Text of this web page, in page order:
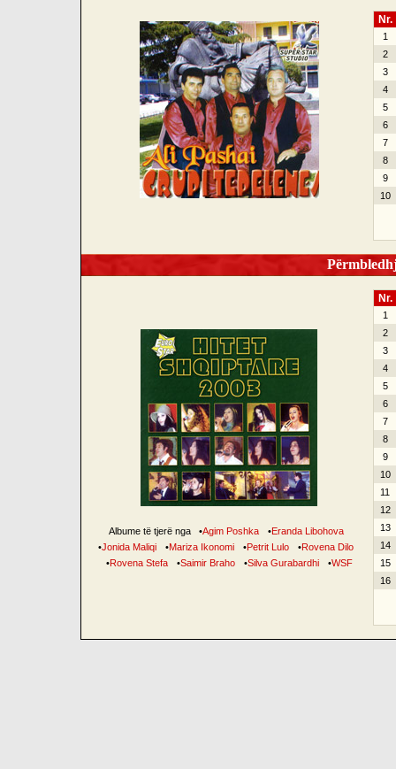
Nr.
1
2
3
4
5
6
7
8
9
10
Albume të tjerë nga •Agim Poshka •Eranda Libohova
•Jonida Maliqi •Mariza Ikonomi •Petrit Lulo •Rovena Dilo
•Rovena Stefa •Saimir Braho •Silva Gurabardhi •WSF
Nr.
1
2
3
4
5
6
7
8
9
10
11
12
13
14
15
16